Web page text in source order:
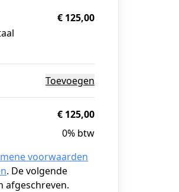
€ 125,00
Toevoegen
€ 125,00
0% btw
voorwaarden
. De volgende